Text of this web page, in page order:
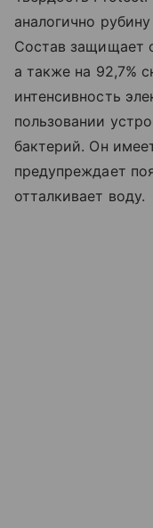
аналогично
Состав защищает
а также на 92,7%
интенсивность
пользовании
бактерий. Он
предупреждает
отталкивает воду.